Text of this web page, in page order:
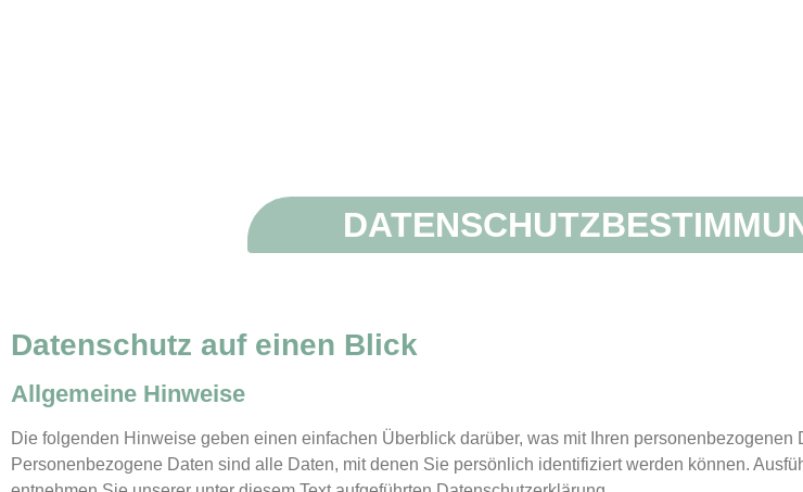
Datenschutz auf einen Blick
Allgemeine Hinweise
Die folgenden Hinweise geben einen einfachen Überblick darüber, was mit Ihren
Personenbezogene Daten sind alle Daten, mit denen Sie persönlich identifiziert werden können.